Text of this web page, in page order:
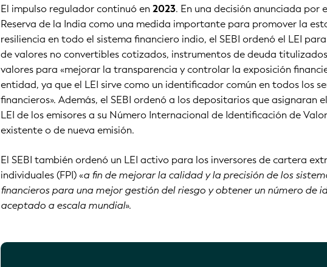
El impulso regulador continuó en2023. En una decisión anunciada por
Reserva de la India como una medida importante para promover la
resiliencia en todo el sistema financiero indio, el SEBI ordenó el LEI
de valores no convertibles cotizados, instrumentos de deuda
valores para «mejorar la transparencia y controlar la exposición
entidad, ya que el LEI sirve como un identificador común en todos los
financieros». Además, el SEBI ordenó a los depositarios que asignaran
LEI de los emisores a su Número Internacional de Identificación de
existente o de nueva emisión.
El SEBI también ordenó un LEI activo para los inversores de cartera
individuales (FPI) «a fin de mejorar la calidad y la precisión de los
financieros para una mejor gestión del riesgo y obtener un número de
aceptado a escala mundial».